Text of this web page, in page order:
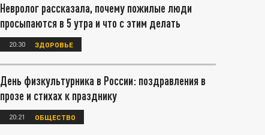
Невролог рассказала, почему пожилые люди
просыпаются в 5 утра и что с этим делать
20:30 ЗДОРОВЬЕ
День физкультурника в России: поздравления в
прозе и стихах к празднику
20:21 ОБЩЕСТВО